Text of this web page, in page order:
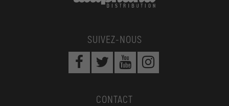
SUIVEZ-NOUS
CONTACT